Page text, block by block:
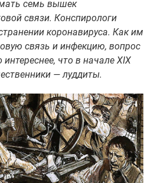
семь вышек
связи. Конспирологи
коронавируса. Как им
связь и инфекцию, вопрос
что в начале XIX
— луддиты.